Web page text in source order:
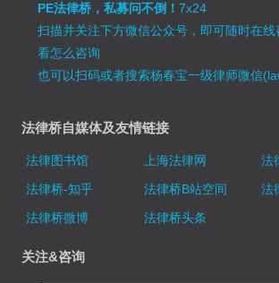
PE法律桥，私募问不倒！7x24
扫描并关注下方微信公众号，即可随时在线
看怎么咨询
也可以扫码或者搜索杨春宝一级律师微信
法律桥自媒体及友情链接
法律图书馆 上海法律网
法
法律桥-知乎
法律桥B站空间
法
法律桥微博
法律桥头条
关注&咨询